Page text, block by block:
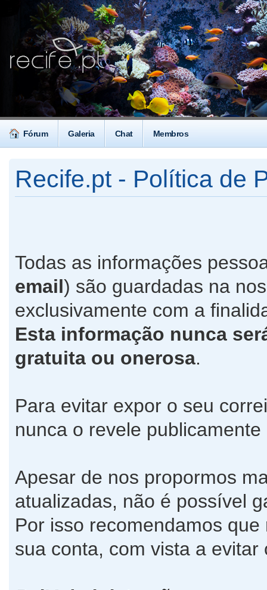
Fórum Galeria Chat Membros
Recife.pt - Política de
Todas as informações
email) são guardadas na
exclusivamente com a
Esta informação nunca
gratuita ou onerosa.
Para evitar expor o seu
nunca o revele
Apesar de nos propormos
atualizadas, não é possível
Por isso recomendamos que
sua conta, com vista a